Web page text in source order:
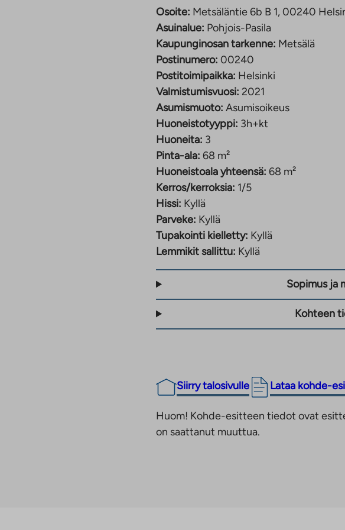
ovat
silloin, kun
Lisäksi perimme
vuokraat tämän
Osoite: Metsäläntie 6b B 1, 00240
Asuinalue: Pohjois-Pasila
Kaupunginosan tarkenne: Metsälä
Postinumero: 00240
Postitoimipaikka: Helsinki
Valmistumisvuosi: 2021
Asumismuoto: Asumisoikeus
Huoneistotyyppi: 3h+kt
Huoneita: 3
Pinta-ala: 68 m²
Huoneistoala yhteensä: 68 m²
Kerros/kerroksia: 1/5
Hissi: Kyllä
Parveke: Kyllä
Tupakointi kielletty: Kyllä
Lemmikit sallittu: Kyllä
Sopimus ja
Kohteen
Siirry talosivulle Lataa kohde-
Linkki
vie
ulkopuoliseen
Huom! Kohde-esitteen tiedot ovat
on saattanut muuttua.